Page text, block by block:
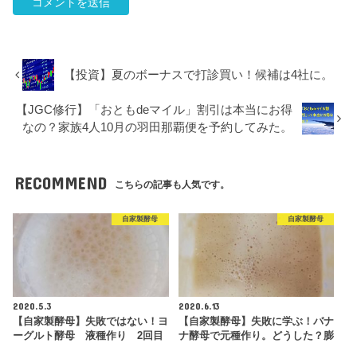
【投資】夏のボーナスで打診買い！候補は4社に。
【JGC修行】「おともdeマイル」割引は本当にお得
なの？家族4人10月の羽田那覇便を予約してみた。
RECOMMEND こちらの記事も人気です。
自家製酵母
2020.5.3
【自家製酵母】失敗ではない！ヨ
ーグルト酵母 液種作り 2回目
自家製酵母
2020.6.13
【自家製酵母】失敗に学ぶ！バナ
ナ酵母で元種作り。どうした？膨